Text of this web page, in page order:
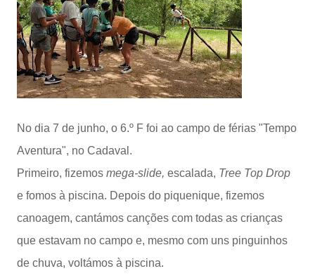
No dia 7 de junho, o 6.º F foi ao campo de férias "Tempo
Aventura", no Cadaval.
Primeiro, fizemos mega-slide, escalada, Tree Top Drop
e fomos à piscina. Depois do piquenique, fizemos
canoagem, cantámos canções com todas as crianças
que estavam no campo e, mesmo com uns pinguinhos
de chuva, voltámos à piscina.